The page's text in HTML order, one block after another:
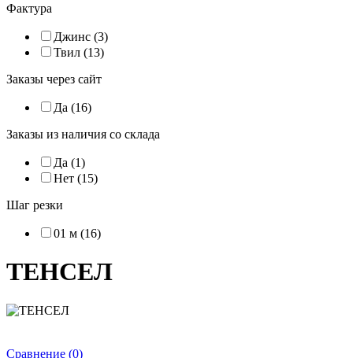
Фактура
Джинс (3)
Твил (13)
Заказы через сайт
Да (16)
Заказы из наличия со склада
Да (1)
Нет (15)
Шаг резки
01 м (16)
ТЕНСЕЛ
Сравнение (0)